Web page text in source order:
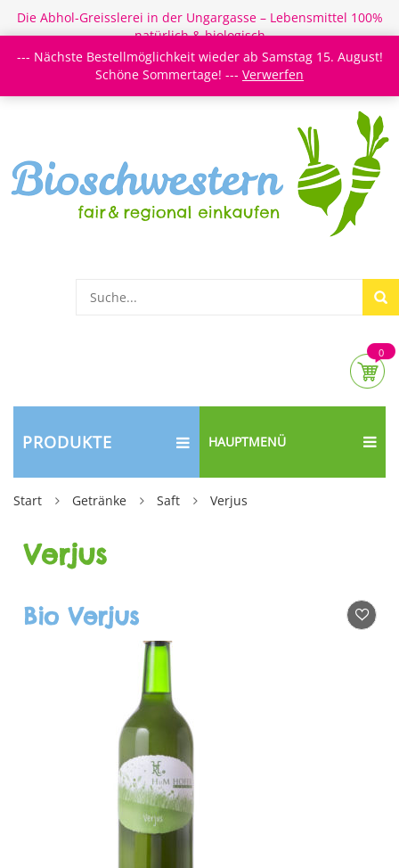
Die Abhol-Greisslerei in der Ungargasse – Lebensmittel 100%
natürlich & biologisch
Login/Register Newsletter Meine Merkzettel
0
PRODUKTE HAUPTMENÜ
Start Getränke Saft Verjus
Verjus
Bio Verjus
--- Nächste Bestellmöglichkeit wieder ab Samstag 15. August!
Schöne Sommertage! --- Verwerfen